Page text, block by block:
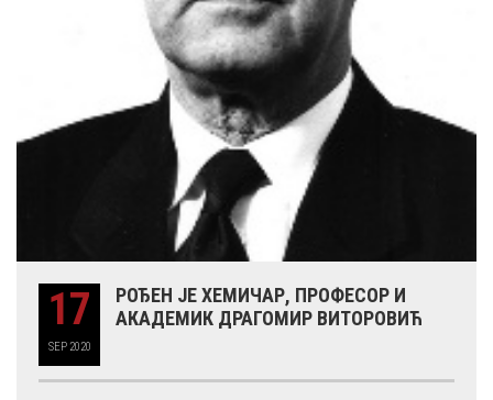
17
SEP 2020
РОЂЕН ЈЕ ХЕМИЧАР, ПРОФЕСОР И
АКАДЕМИК ДРАГОМИР ВИТОРОВИЋ